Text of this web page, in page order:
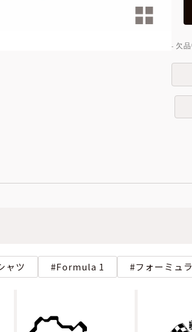
ャツ Formula 1 フォーミュラ